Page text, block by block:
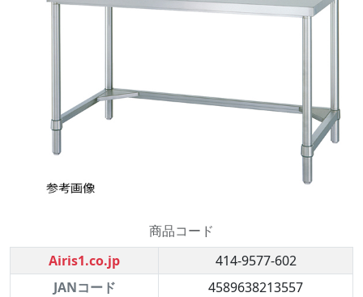
商品コード
Airis1.co.jp
414-9577-602
JANコード
4589638213557